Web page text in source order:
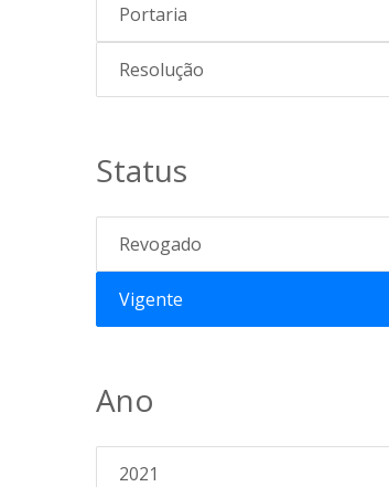
Portaria
Resolução
Status
Revogado
Vigente
Ano
2021